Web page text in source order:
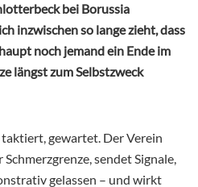
bei Borussia
inzwischen so lange zieht, dass
noch jemand ein Ende im
längst zum Selbstzweck
gewartet. Der Verein
sendet Signale,
gelassen – und wirkt